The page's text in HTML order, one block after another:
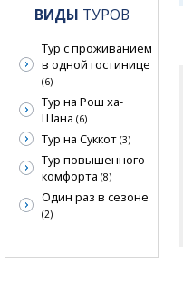
ВИДЫ ТУРОВ
Тур с проживанием
в одной гостинице
(6)
Тур на Рош ха-
Шана (6)
Тур на Суккот (3)
Тур повышенного
комфорта (8)
Один раз в сезоне
(2)